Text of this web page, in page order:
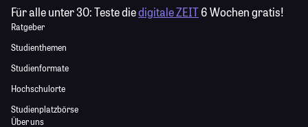
Für alle unter 30:Teste diedigitale ZEIT6 Wochen gratis!
Ratgeber
Studienthemen
Studienformate
Hochschulorte
Studienplatzbörse
Über uns